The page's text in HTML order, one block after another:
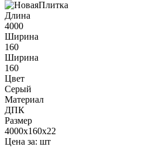
Длина
4000
Ширина
160
Ширина
160
Цвет
Серый
Материал
ДПК
Размер
4000x160x22
Цена за: шт